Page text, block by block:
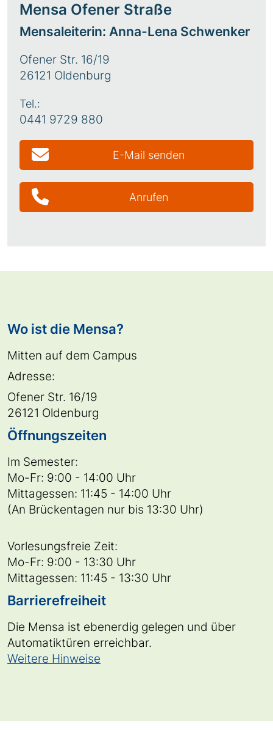
Mensa Ofener Straße
Mensaleiterin: Anna-Lena Schwenker
Ofener Str. 16/19
26121 Oldenburg
Tel.:
0441 9729 880
E-Mail senden
Anrufen
Wo ist die Mensa?
Mitten auf dem Campus
Adresse:
Ofener Str. 16/19
26121 Oldenburg
Öffnungszeiten
Im Semester:
Mo-Fr: 9:00 - 14:00 Uhr
Mittagessen: 11:45 - 14:00 Uhr
(An Brückentagen nur bis 13:30 Uhr)
Vorlesungsfreie Zeit:
Mo-Fr: 9:00 - 13:30 Uhr
Mittagessen: 11:45 - 13:30 Uhr
Barrierefreiheit
Die Mensa ist ebenerdig gelegen und über
Automatiktüren erreichbar.
Weitere Hinweise